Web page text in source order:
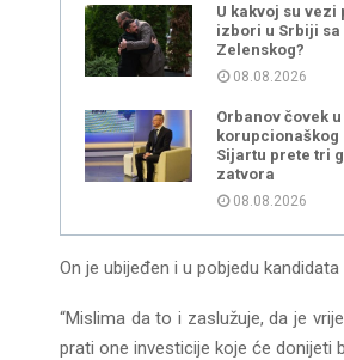
U kakvoj su vezi
izbori u Srbiji sa
Zelenskog?
08.08.2026
Orbanov čovek
korupcionaškog
Sijartu prete tri
zatvora
08.08.2026
On je ubijeđen i u pobjedu
“Mislima da to i zaslužuje, da je
prati one investicije koje će donijeti